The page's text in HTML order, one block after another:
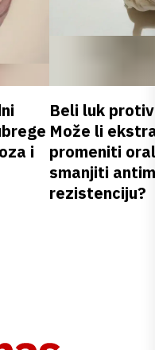
i
Beli luk
Može li
promeniti
smanjiti
rezistenciju?